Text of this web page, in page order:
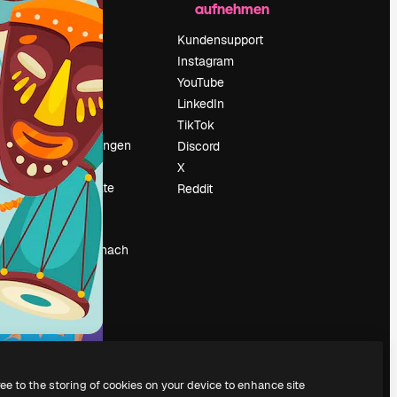
Preise
Über uns
Reviews
Karriere
Suchtrends
Blog
Veranstaltungen
Slidesgo
Deine Inhalte
verkaufen
Pressesaal
Suchst du nach
magnific.ai
aufnehmen
Kundensupport
Instagram
YouTube
LinkedIn
TikTok
Discord
X
Reddit
to the storing of cookies on your device to enhance site